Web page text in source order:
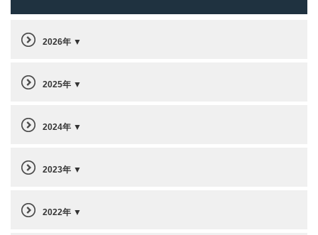
2026年
2025年
2024年
2023年
2022年